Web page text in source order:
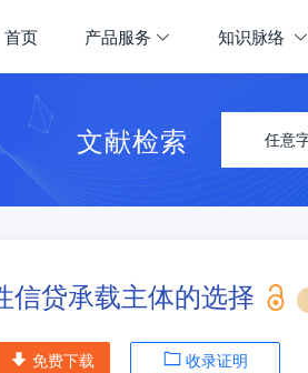
首页 产品服务 知识脉络
文献检索 任意
信贷承载主体的选择
免费下载 收录证明